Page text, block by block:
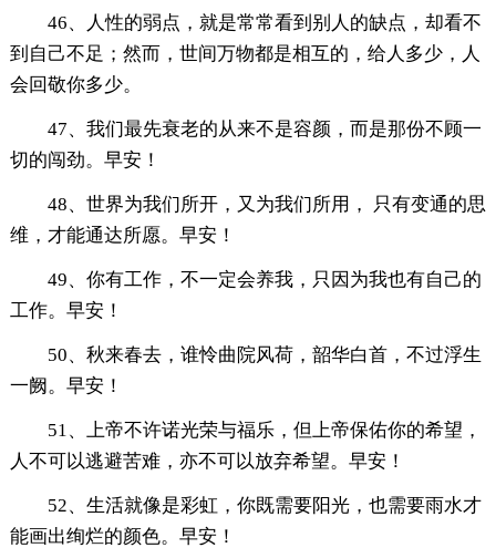
46、人性的弱点，就是常常看到别人的缺点，却看不
到自己不足；然而，世间万物都是相互的，给人多少，人
会回敬你多少。
47、我们最先衰老的从来不是容颜，而是那份不顾一
切的闯劲。早安！
48、世界为我们所开，又为我们所用， 只有变通的思
维，才能通达所愿。早安！
49、你有工作，不一定会养我，只因为我也有自己的
工作。早安！
50、秋来春去，谁怜曲院风荷，韶华白首，不过浮生
一阙。早安！
51、上帝不许诺光荣与福乐，但上帝保佑你的希望，
人不可以逃避苦难，亦不可以放弃希望。早安！
52、生活就像是彩虹，你既需要阳光，也需要雨水才
能画出绚烂的颜色。早安！